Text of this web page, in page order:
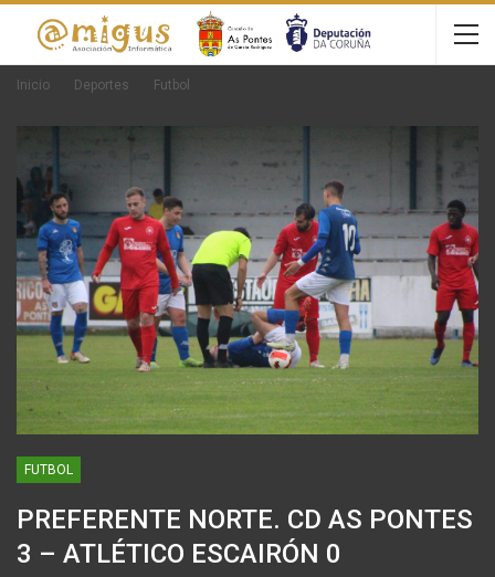
Inicio Deportes Futbol
FUTBOL
PREFERENTE NORTE. CD AS PONTES
3 – ATLÉTICO ESCAIRÓN 0